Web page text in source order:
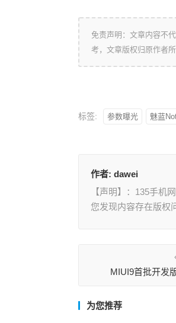
免责声明：文章内容不
考，文章版权归原作者
标签: 参数曝光 魅蓝
作者: dawei
【声明】：135手机
您发现内容存在版权
MIUI9首批开发
为您推荐